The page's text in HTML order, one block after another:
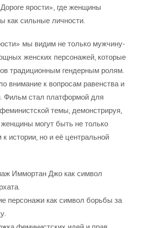
ярости», где женщины
как сильные личности.
мы видим не только мужчину-
женских персонажей, которые
традиционным гендерным ролям.
внимание к вопросам равенства и
Фильм стал платформой для
темы, демонстрируя,
могут быть не только
истории, но и её центральной
Иммортан Джо как символ
персонажи как символ борьбы за